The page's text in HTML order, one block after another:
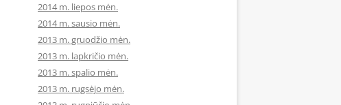
2014 m. liepos mėn.
2014 m. sausio mėn.
2013 m. gruodžio mėn.
2013 m. lapkričio mėn.
2013 m. spalio mėn.
2013 m. rugsėjo mėn.